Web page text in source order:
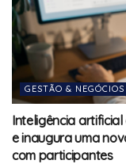
GESTÃO & NEGÓCIOS
Inteligência
e inaugura uma
com participantes